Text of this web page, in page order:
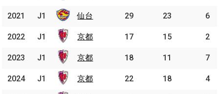
2021 仙台 29 23 6
2022 京都 17 15 2
2023 京都 18 11 7
2024 京都 22 18 4
2021 J1 仙台
2022 J1 京都
2023 J1 京都
2024 J1 京都